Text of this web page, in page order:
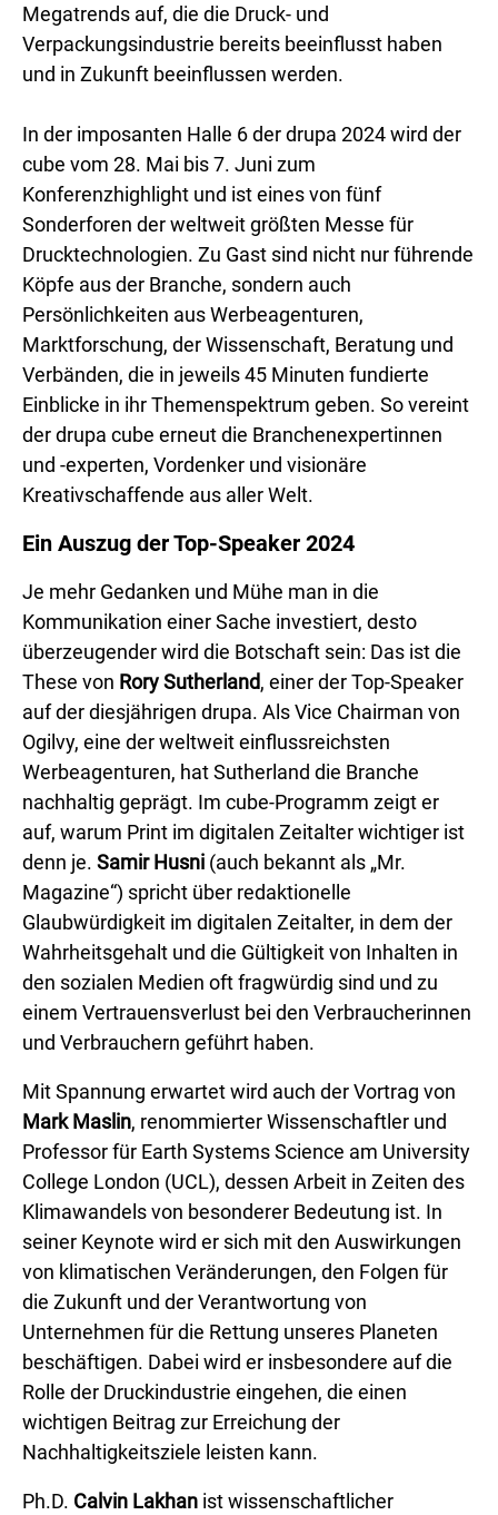
Megatrends auf, die die Druck- und
Verpackungsindustrie bereits beeinflusst haben
und in Zukunft beeinflussen werden.
In der imposanten Halle 6 der drupa 2024 wird der
cube vom 28. Mai bis 7. Juni zum
Konferenzhighlight und ist eines von fünf
Sonderforen der weltweit größten Messe für
Drucktechnologien. Zu Gast sind nicht nur führende
Köpfe aus der Branche, sondern auch
Persönlichkeiten aus Werbeagenturen,
Marktforschung, der Wissenschaft, Beratung und
Verbänden, die in jeweils 45 Minuten fundierte
Einblicke in ihr Themenspektrum geben. So vereint
der drupa cube erneut die Branchenexpertinnen
und -experten, Vordenker und visionäre
Kreativschaffende aus aller Welt.
Ein Auszug der Top-Speaker 2024
Je mehr Gedanken und Mühe man in die
Kommunikation einer Sache investiert, desto
überzeugender wird die Botschaft sein: Das ist die
These von Rory Sutherland, einer der Top-Speaker
auf der diesjährigen drupa. Als Vice Chairman von
Ogilvy, eine der weltweit einflussreichsten
Werbeagenturen, hat Sutherland die Branche
nachhaltig geprägt. Im cube-Programm zeigt er
auf, warum Print im digitalen Zeitalter wichtiger ist
denn je. Samir Husni (auch bekannt als „Mr.
Magazine“) spricht über redaktionelle
Glaubwürdigkeit im digitalen Zeitalter, in dem der
Wahrheitsgehalt und die Gültigkeit von Inhalten in
den sozialen Medien oft fragwürdig sind und zu
einem Vertrauensverlust bei den Verbraucherinnen
und Verbrauchern geführt haben.
Mit Spannung erwartet wird auch der Vortrag von
Mark Maslin, renommierter Wissenschaftler und
Professor für Earth Systems Science am University
College London (UCL), dessen Arbeit in Zeiten des
Klimawandels von besonderer Bedeutung ist. In
seiner Keynote wird er sich mit den Auswirkungen
von klimatischen Veränderungen, den Folgen für
die Zukunft und der Verantwortung von
Unternehmen für die Rettung unseres Planeten
beschäftigen. Dabei wird er insbesondere auf die
Rolle der Druckindustrie eingehen, die einen
wichtigen Beitrag zur Erreichung der
Nachhaltigkeitsziele leisten kann.
Ph.D. Calvin Lakhan ist wissenschaftlicher